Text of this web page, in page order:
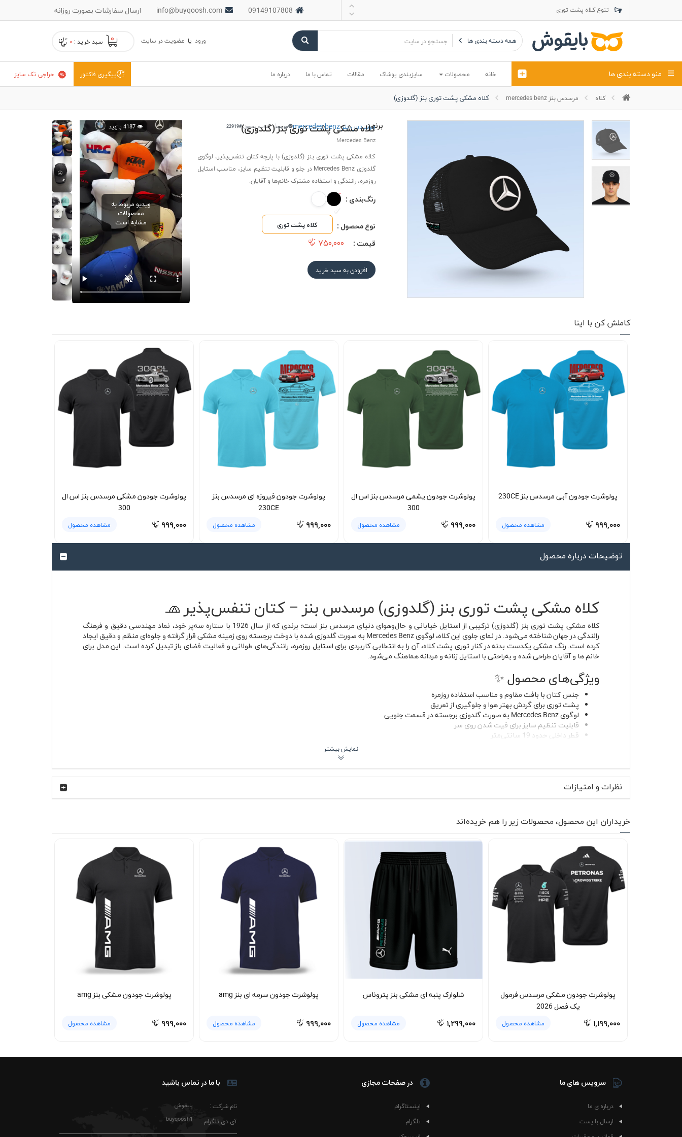
تنوع کلاه پشت توری
تنوع کلاه کتان
تنوع تراول ماک
ارسال سفارشات بصورت روزانه info@buyqoosh.com 09149107808
همه دسته بندی ها ۰ سبد خرید : ۰ ورود یا عضویت در سایت
حراجی تک سایز پیگیری فاکتور خانه محصولات سایزبندی پوشاک مقالات تماس با ما درباره ما منو دسته بندی ها
پولوشرت آستین بلند
گردنی کلاه شو
کلاه مرسدس بنز mercedes benz کلاه مشکی پشت توری بنز (گلدوزی)
کلاه مشکی پشت توری بنز (گلدوزی)
Mercedes Benz
برند :مرسدس بنز mercedes benz موجود شناسه محصول:#22919
کلاه مشکی پشت توری بنز (گلدوزی) با پارچه کتان تنفس‌پذیر، لوگوی
گلدوزی Mercedes Benz در جلو و قابلیت تنظیم سایز، مناسب استایل
روزمره، رانندگی و استفاده مشترک خانم‌ها و آقایان.
رنگ‌بندی :
نوع محصول : کلاه پشت توری
قیمت : ۷۵۰,۰۰۰
افزودن به سبد خرید
👁️ 4187 بازدید
ویدیو مربوط به
محصولات
مشابه است
کاملش کن با اینا
پولوشرت جودون آبی مرسدس بنز 230CE
۹۹۹,۰۰۰ مشاهده محصول
پولوشرت جودون یشمی مرسدس بنز اس ال
300
۹۹۹,۰۰۰ مشاهده محصول
پولوشرت جودون فیروزه ای مرسدس بنز
230CE
۹۹۹,۰۰۰ مشاهده محصول
پولوشرت جودون مشکی مرسدس بنز اس ال
300
۹۹۹,۰۰۰ مشاهده محصول
توضیحات درباره محصول
کلاه مشکی پشت توری بنز (گلدوزی) مرسدس بنز – کتان تنفس‌پذیر 🧢
کلاه مشکی پشت توری بنز (گلدوزی) ترکیبی از استایل خیابانی و حال‌وهوای دنیای مرسدس بنز است؛ برندی که از سال 1926 با ستاره سه‌پر خود، نماد مهندسی دقیق و فرهنگ
رانندگی در جهان شناخته می‌شود. در نمای جلوی این کلاه، لوگوی Mercedes Benz به صورت گلدوزی شده با دوخت برجسته روی زمینه مشکی قرار گرفته و جلوه‌ای منظم و دقیق ایجاد
کرده است. رنگ مشکی یکدست بدنه در کنار توری پشت کلاه، آن را به انتخابی کاربردی برای استایل روزمره، رانندگی‌های طولانی و فعالیت فضای باز تبدیل کرده است. این مدل برای
خانم ها و آقایان طراحی شده و به‌راحتی با استایل زنانه و مردانه هماهنگ می‌شود.
ویژگی‌های محصول ✨
جنس کتان با بافت مقاوم و مناسب استفاده روزمره
پشت توری برای گردش بهتر هوا و جلوگیری از تعریق
لوگوی Mercedes Benz به صورت گلدوزی برجسته در قسمت جلویی
قابلیت تنظیم سایز برای فیت شدن روی سر
قطر داخلی حدود 19 سانتی‌متر
پارچه کتان این کلاه کپ به گونه‌ای انتخاب شده که در عین استحکام، حس سبکی قابل قبولی روی سر ایجاد کند. بخش توری در قسمت پشتی باعث می‌شود هوا به‌خوبی جریان
داشته باشد؛ ویژگی‌ای که هنگام رانندگی در روزهای گرم یا پیاده‌روی طولانی اهمیت پیدا می‌کند. نقاب 7 سانتی‌متری به اندازه‌ای طراحی شده که هم از صورت در برابر نور آفتاب
محافظت کند و هم ظاهر اسپرت کلاه مشکی پشت توری بنز (گلدوزی) را حفظ کند. دوخت گلدوزی جلو، تمیز و منظم است و با گذشت زمان فرم خود را از دست نمی‌دهد.
کلاه مشکی پشت توری بنز (گلدوزی) انتخاب جذابی برای کسانی است که به دنیای خودرو، به‌خصوص مرسدس بنز علاقه دارند و دوست دارند این علاقه را در پوشش خود نشان دهند.
برای استایل روزمره می‌توانید آن را با تیشرت مشکی یا سفید و شلوار جین ست کنید. اگر استایل نیمه‌رسمی اسپرت را می‌پسندید، ترکیب این کلاه کپ با پولوشرت ساده و کفش
کتانی مینیمال نتیجه تمیزی می‌دهد. رنگ مشکی کلاه باعث می‌شود به‌راحتی با کاپشن چرم، هودی یا حتی لباس‌های روشن‌تر هماهنگ شود. در سفرهای جاده‌ای، طبیعت‌گردی یا
دورهمی‌های دوستانه هم این مدل کاملاً کاربردی است.
نحوه شستشو و نگهداری 🧼
برای حفظ فرم نقاب و دوام گلدوزی، ترجیحاً کلاه را با ماشین لباسشویی نشویید. شستشوی دستی با آب سرد و شوینده ملایم بهترین گزینه است. هنگام خشک کردن، کلاه را در
معرض حرارت مستقیم یا نور شدید آفتاب قرار ندهید تا رنگ مشکی آن ثابت بماند و تغییر شکل ندهد. با رعایت این نکات ساده، کلاه مشکی پشت توری بنز (گلدوزی) مدت طولانی
ظاهر مرتب و فرم استاندارد خود را حفظ خواهد کرد.
نظرات و امتیازات
خریداران این محصول، محصولات زیر را هم خریده‌اند
پولوشرت جودون مشکی مرسدس فرمول
یک فصل 2026
۱,۱۹۹,۰۰۰ مشاهده محصول
شلوارک پنبه ای مشکی بنز پتروناس
۱,۲۹۹,۰۰۰ مشاهده محصول
پولوشرت جودون سرمه ای بنز amg
۹۹۹,۰۰۰ مشاهده محصول
پولوشرت جودون مشکی بنز amg
۹۹۹,۰۰۰ مشاهده محصول
سرویس های ما
درباره ی ما
ارسال با پست
در صفحات مجازی
اینستاگرام
تلگرام
با ما در تماس باشید
نام شرکت :
آی دی تلگرام :
بایقوش
buyqoosh1